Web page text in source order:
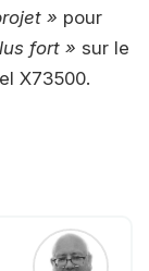
» pour
fort » sur le
X73500.